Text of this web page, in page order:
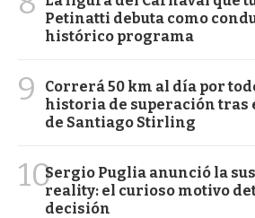
Petinatti debuta como
histórico programa
9
Correrá 50 km al día por
historia de superación tras
de Santiago Stirling
10Sergio Puglia anunció la
reality: el curioso motivo
decisión